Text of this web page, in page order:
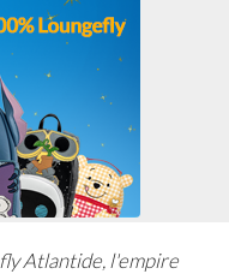
Atlantide, l'empire